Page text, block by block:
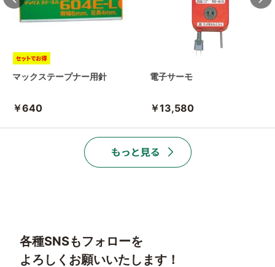
マックステープナー用針
￥640
電子サーモ
￥13,580
各種SNSもフォローを
よろしくお願いいたします！